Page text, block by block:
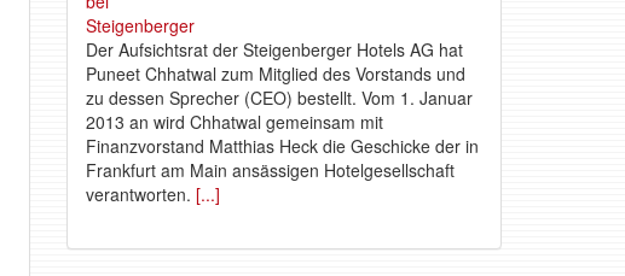
Der Aufsichtsrat der Steigenberger Hotels AG hat
Puneet Chhatwal zum Mitglied des Vorstands und
zu dessen Sprecher (CEO) bestellt. Vom 1. Januar
2013 an wird Chhatwal gemeinsam mit
Finanzvorstand Matthias Heck die Geschicke der in
Frankfurt am Main ansässigen Hotelgesellschaft
verantworten. [...]